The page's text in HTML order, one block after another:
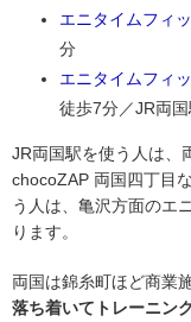
エニタイムフィ
分
エニタイムフィ
徒歩7分／JR両
JR両国駅を使う人は、
chocoZAP 両国四丁目
う人は、亀沢方面のエ
ります。
両国は錦糸町ほど商業
落ち着いてトレーニン